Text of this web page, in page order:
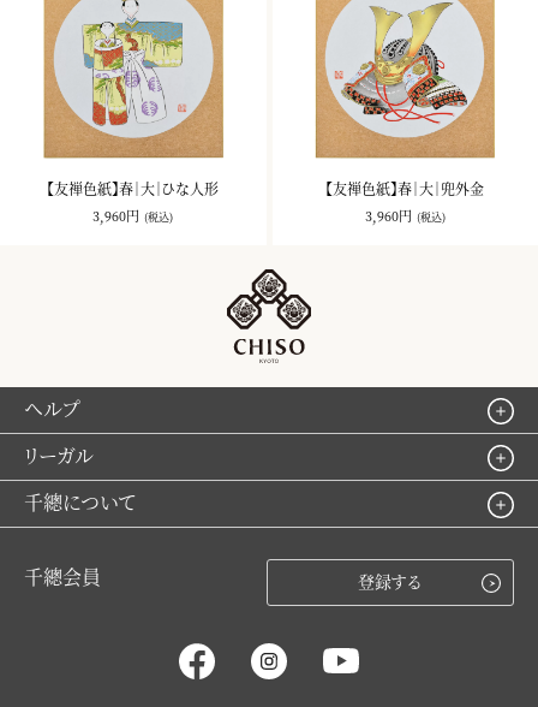
【友禅色紙】春｜大｜ひな人形
3,960円 (税込)
【友禅色紙】春｜大｜兜外金
3,960円 (税込)
ヘルプ
リーガル
千總について
千總会員 登録する